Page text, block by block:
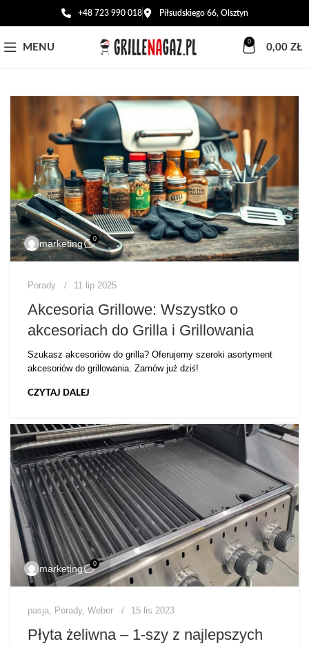
+48 723 990 018 Piłsudskiego 66, Olsztyn
MENU
0
0,00 ZŁ
marketing 0
Porady 11 lip 2025
Akcesoria Grillowe: Wszystko o
akcesoriach do Grilla i Grillowania
Szukasz akcesoriów do grilla? Oferujemy szeroki asortyment
akcesoriów do grillowania. Zamów już dziś!
CZYTAJ DALEJ
marketing 0
pasja, Porady, Weber 15 lis 2023
Płyta żeliwna – 1-szy z najlepszych